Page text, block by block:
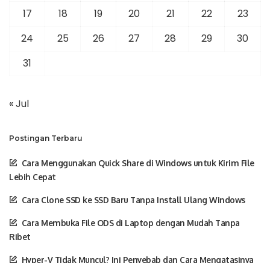
17
18 19 20 21 22
23
24
25 26 27 28 29
30
31
« Jul
Postingan Terbaru
Cara Menggunakan Quick Share di Windows untuk Kirim File
Lebih Cepat
Cara Clone SSD ke SSD Baru Tanpa Install Ulang Windows
Cara Membuka File ODS di Laptop dengan Mudah Tanpa
Ribet
Hyper-V Tidak Muncul? Ini Penyebab dan Cara Mengatasinya